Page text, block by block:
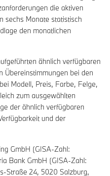
die aktiven
sechs Monate statistisch
den monatlichen
ähnlich verfügbaren
Übereinstimmungen bei den
Modell, Preis, Farbe, Felge,
zum ausgewählten
der ähnlich verfügbaren
und der
GmbH (GISA-Zahl:
Bank GmbH (GISA-Zahl:
Straße 24, 5020 Salzburg,